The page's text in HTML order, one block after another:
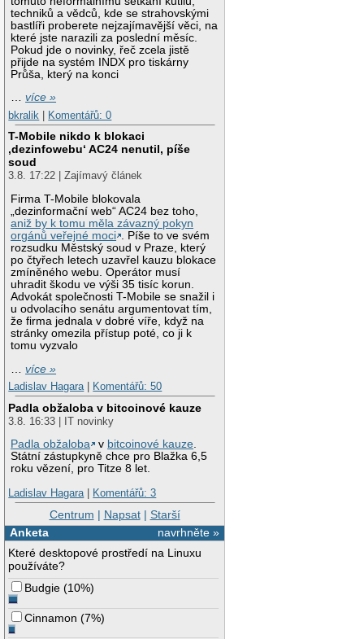
techniků a vědců, kde se strahovskými
bastlíři proberete nejzajímavější věci, na
které jste narazili za poslední měsíc.
Pokud jde o novinky, řeč zcela jistě
přijde na systém INDX pro tiskárny
Průša, který na konci
…více »
bkralik | Komentářů: 0
T-Mobile nikdo k blokaci
‚dezinfowebu‘ AC24 nenutil, píše
soud
3.8. 17:22 | Zajímavý článek
Firma T-Mobile blokovala
„dezinformační web“ AC24 bez toho,
aniž by k tomu měla závazný pokyn
orgánů veřejné moci
. Píše to ve svém
rozsudku Městský soud v Praze, který
po čtyřech letech uzavřel kauzu blokace
zmíněného webu. Operátor musí
uhradit škodu ve výši 35 tisíc korun.
Advokát společnosti T-Mobile se snažil i
u odvolacího senátu argumentovat tím,
že firma jednala v dobré víře, když na
stránky omezila přístup poté, co ji k
tomu vyzvalo
…více »
Ladislav Hagara| Komentářů: 50
Padla obžaloba v bitcoinové kauze
3.8. 16:33 | IT novinky
Padla obžaloba
v bitcoinové kauze.
Státní zástupkyně chce pro Blažka 6,5
roku vězení, pro Titze 8 let.
Ladislav Hagara| Komentářů: 3
Centrum | Napsat| Starší
navrhněte »
Anketa
Které desktopové prostředí na Linuxu
používáte?
Budgie (10%)
Cinnamon (7%)